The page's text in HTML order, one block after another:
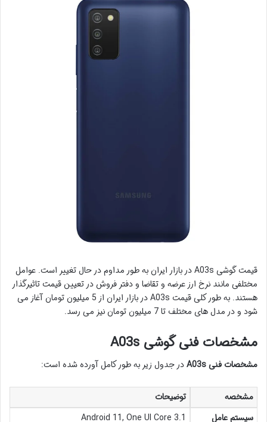
قیمت گوشی A03s در بازار ایران به طور مداوم در حال تغییر است. عوامل
مختلفی مانند نرخ ارز عرضه و تقاضا و دفتر فروش در تعیین قیمت تاثیرگذار
هستند. به طور کلی قیمت A03s در بازار ایران از 5 میلیون تومان آغاز می
شود و در مدل های مختلف تا 7 میلیون تومان نیز می رسد.
مشخصات فنی گوشی A03s
مشخصات فنی A03s در جدول زیر به طور کامل آورده شده است:
مشخصه
توضیحات
سیستم عامل
Android 11, One UI Core 3.1